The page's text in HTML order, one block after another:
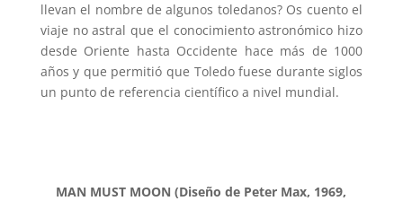
llevan el nombre de algunos toledanos? Os cuento el
viaje no astral que el conocimiento astronómico hizo
desde Oriente hasta Occidente hace más de 1000
años y que permitió que Toledo fuese durante siglos
un punto de referencia científico a nivel mundial.
MAN MUST MOON (Diseño de Peter Max, 1969,